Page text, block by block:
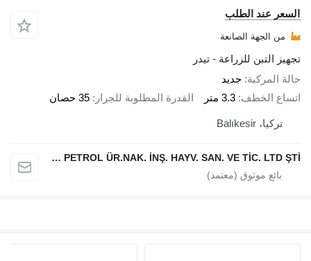
السعر عند الطلب
من الجهة الصانعة
تجهيز التبن للزراعة - تيدر
حالة المركبة جديد
اتساع الخطف 3.3 متر القدرة المطلوبة للجرار 35 حصان
تركيا، Balıkesir
ERDALLAR TARIMSAL MAKİNA PETROL ÜR.NAK. İNŞ. HAYV. SAN. VE TİC. LTD ŞTİ